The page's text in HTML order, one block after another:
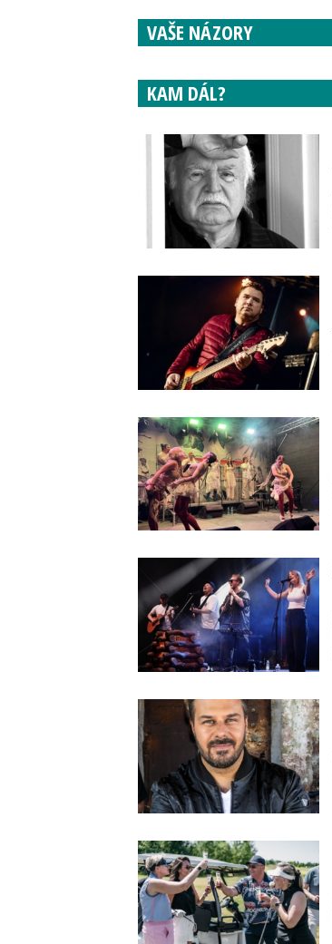
VAŠE NÁZORY
KAM DÁL?